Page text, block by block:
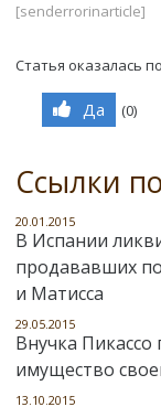
[senderrorinarticle]
Статья оказалась
Да (0)
Ссылки
20.01.2015
В Испании
продававших
и Матисса
29.05.2015
Внучка
имущество
13.10.2015